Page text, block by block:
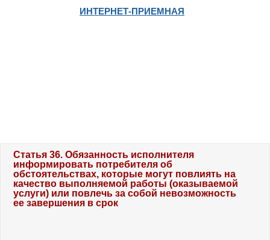
ИНТЕРНЕТ-ПРИЕМНАЯ
Статья 36. Обязанность исполнителя
информировать потребителя об
обстоятельствах, которые могут повлиять на
качество выполняемой работы (оказываемой
услуги) или повлечь за собой невозможность
ее завершения в срок